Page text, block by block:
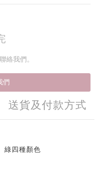
絡我們。
們
送貨及付款方式
綠四種顏色